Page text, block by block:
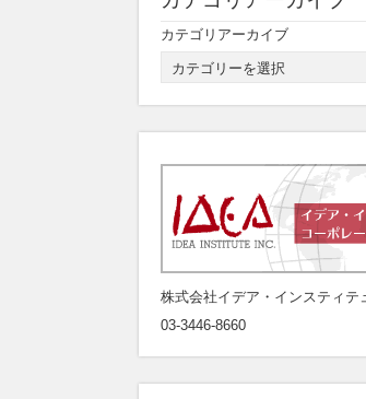
カテゴリアーカイブ
株式会社イデア・インスティテ
03-3446-8660